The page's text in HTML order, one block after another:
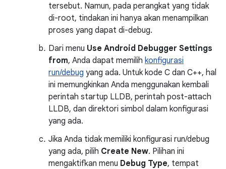
tersebut. Namun, pada perangkat yang tidak
di-root, tindakan ini hanya akan menampilkan
proses yang dapat di-debug.
Dari menu Use Android Debugger Settings
from, Anda dapat memilih konfigurasi
run/debug yang ada. Untuk kode C dan C++, hal
ini memungkinkan Anda menggunakan kembali
perintah startup LLDB, perintah post-attach
LLDB, dan direktori simbol dalam konfigurasi
yang ada.
Jika Anda tidak memiliki konfigurasi run/debug
yang ada, pilih Create New. Pilihan ini
mengaktifkan menu Debug Type, tempat